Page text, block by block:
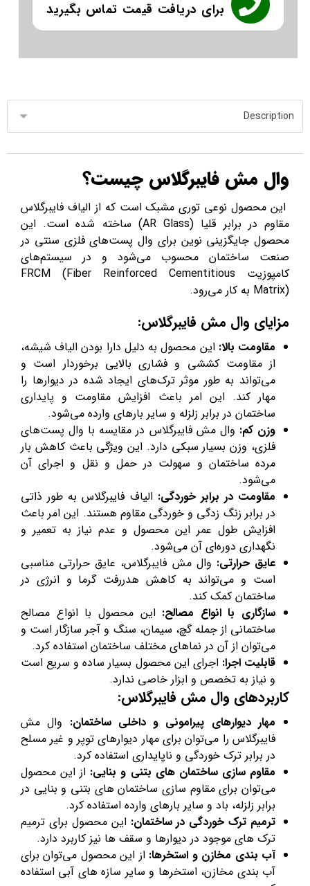
برای دریافت قیمت تماس بگیرید
وال مش فایبرگلاس چیست؟
این محصول نوعی توری مشبک است که از الیاف فایبرگلاس
مقاوم در برابر قلیا (AR Glass) ساخته شده است. این
محصول جایگزینی نوین برای وال پست‌های فلزی سنتی در
صنعت ساختمان محسوب می‌شود و در سیستم‌های
کامپوزیت FRCM (Fiber Reinforced Cementitious
Matrix) به کار می‌رود.
مزایای وال مش فایبرگلاس:
مقاومت بالا: این محصول به دلیل دارا بودن الیاف شیشه،
از مقاومت کششی و فشاری بالایی برخوردار است و
می‌تواند به طور موثر ترک‌های ایجاد شده در دیوارها را
مهار کند. این امر باعث افزایش مقاومت و پایداری
ساختمان در برابر زلزله و سایر بارهای وارده می‌شود.
وزن کم: وال مش فایبرگلاس در مقایسه با وال پست‌های
فلزی، وزن بسیار سبکی دارد. این ویژگی باعث کاهش بار
مرده ساختمان و سهولت در حمل و نقل و اجرای آن
می‌شود.
مقاومت در برابر خوردگی: الیاف فایبرگلاس به طور ذاتی
در برابر زنگ زدگی و خوردگی مقاوم هستند. این امر باعث
افزایش طول عمر این محصول و عدم نیاز به تعمیر و
نگهداری دوره‌ای آن می‌شود.
عایق حرارتی: وال مش فایبرگلاس، عایق حرارتی مناسبی
است و می‌تواند به کاهش هدررفت گرما و انرژی در
ساختمان کمک کند.
سازگاری با انواع مصالح: این محصول با انواع مصالح
ساختمانی از جمله گچ، سیمان، سنگ و آجر سازگار است و
می‌توان از آن در نماهای مختلف ساختمان استفاده کرد.
قابلیت اجرا: اجرای این محصول بسیار ساده و سریع است
و نیاز به تخصص و ابزار خاصی ندارد.
کاربردهای وال مش فایبرگلاس:
مهار دیوارهای پیرامونی و داخلی ساختمان: وال مش
فایبرگلاس را می‌توان برای مهار دیوارهای توپر و غیر مسلح
در برابر ترک خوردگی و ناپایداری استفاده کرد.
مقاوم سازی ساختمان های بتنی و بنایی: از این محصول
می‌توان برای مقاوم سازی ساختمان های بتنی و بنایی در
برابر زلزله، باد و سایر بارهای وارده استفاده کرد.
ترمیم ترک خوردگی در ساختمان: این محصول برای ترمیم
ترک های موجود در دیوارها و سقف ها نیز کاربرد دارد.
آب بندی مخازن و استخرها: از این محصول می‌توان برای
آب بندی مخازن، استخرها و سایر سازه های آبی استفاده